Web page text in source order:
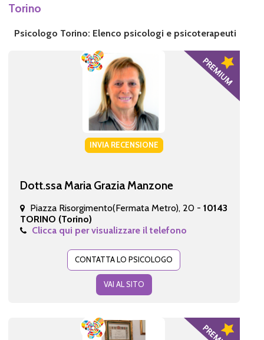
Torino
Psicologo Torino: Elenco psicologi e psicoterapeuti
INVIA RECENSIONE
Dott.ssa Maria Grazia Manzone
Piazza Risorgimento(Fermata Metro), 20 - 10143
TORINO (Torino)
Clicca qui per visualizzare il telefono
CONTATTA LO PSICOLOGO
VAI AL SITO